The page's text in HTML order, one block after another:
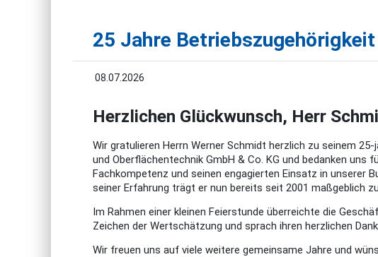
25 Jahre Betriebszugehörigkeit
08.07.2026
Herzlichen Glückwunsch, Herr
Wir gratulieren Herrn Werner Schmidt herzlich zu seinem
und Oberflächentechnik GmbH & Co. KG und bedanken uns
Fachkompetenz und seinen engagierten Einsatz in unserer
seiner Erfahrung trägt er nun bereits seit 2001 maßgeblich
Im Rahmen einer kleinen Feierstunde überreichte die
Zeichen der Wertschätzung und sprach ihren herzlichen
Wir freuen uns auf viele weitere gemeinsame Jahre und